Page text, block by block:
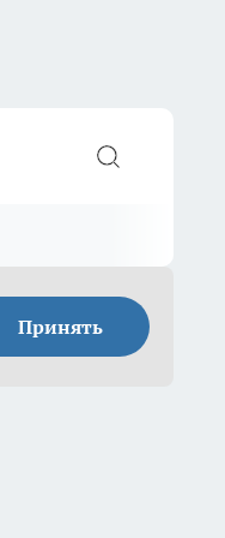
Принять